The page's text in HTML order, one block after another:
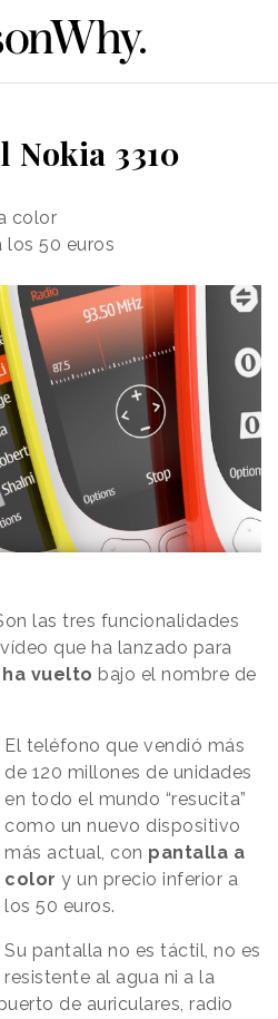
Nokia 3310
color
los 50 euros
las tres funcionalidades
que ha lanzado para
ha vuelto bajo el nombre de
El teléfono que vendió más
de 120 millones de unidades
en todo el mundo “resucita”
como un nuevo dispositivo
más actual, con pantalla a
color y un precio inferior a
los 50 euros.
Su pantalla no es táctil, no es
resistente al agua ni a la
de auriculares, radio